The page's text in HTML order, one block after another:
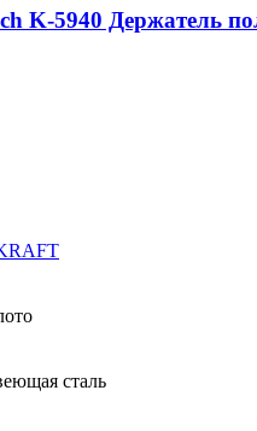
K-5940 Держатель
сталь